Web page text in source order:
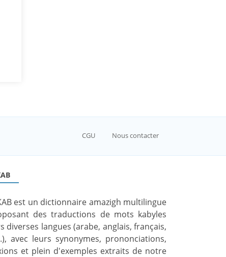
CGU Nous contacter
est un dictionnaire amazigh multilingue
des traductions de mots kabyles
diverses langues (arabe, anglais, français,
avec leurs synonymes, prononciations,
et plein d'exemples extraits de notre